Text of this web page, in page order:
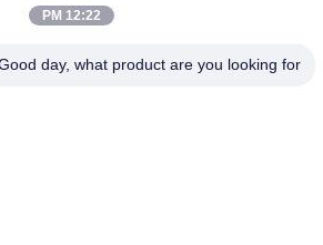
12:22 PM
Good day, what product are you looking for?